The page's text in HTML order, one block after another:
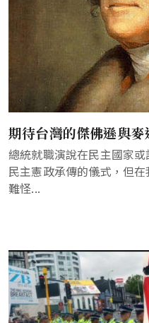
期待台灣的傑佛遜與麥
總統就職演說在民主國家
民主憲政承傳的儀式，但
難怪...